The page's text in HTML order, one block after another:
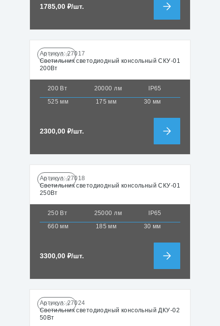
1785,00 ₽/шт.
☆☆☆☆☆
Артикул:27017
Светильник светодиодный консольный СКУ-01
200Вт
200 Вт 20000 лм
IP65
525 мм
175 мм 30 мм
2300,00 ₽/шт.
☆☆☆☆☆
Артикул:27018
Светильник светодиодный консольный СКУ-01
250Вт
250 Вт 25000 лм
IP65
660 мм
185 мм 30 мм
3300,00 ₽/шт.
☆☆☆☆☆
Артикул:27024
Светильник светодиодный консольный ДКУ-02
50Вт